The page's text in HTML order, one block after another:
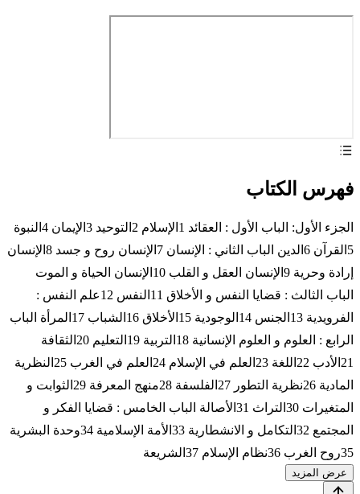
فهرس الكتاب
الجزء الأول: الباب الأول : العقائد 1الإسلام 2التوحيد 3الإيمان 4النبوة
5القرآن 6الدين الباب الثاني : الإنسان 7الإنسان روح و جسد 8الإنسان
إرادة وحرية 9الإنسان العقل و القلب 10الإنسان الحياة و الموت
الباب الثالث : قضايا النفس و الأخلاق 11النفس 12علم النفس :
الفرويدية 13الجنس 14الوجودية 15الأخلاق 16الشباب 17المرأة الباب
الرابع : العلوم و العلوم الإنسانية 18التربية 19التعليم 20الثقافة
21الأدب 22اللغة 23العلم في الإسلام 24العلم في الغرب 25النظرية
المادية 26نظرية التطور 27الفلسفة 28منهج المعرفة 29الثوابت و
المتغيرات 30التراث 31الأصالة الباب الخامس : قضايا الفكر و
المجتمع 32التكامل و الانشطارية 33الأمة الإسلامية 34وحدة البشرية
35روح الغرب 36نظام الإسلام 37الشريعة
عرض المزيد